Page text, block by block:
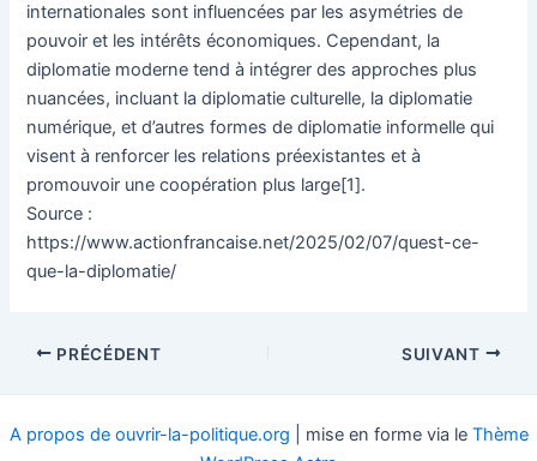
internationales sont influencées par les asymétries de
pouvoir et les intérêts économiques. Cependant, la
diplomatie moderne tend à intégrer des approches plus
nuancées, incluant la diplomatie culturelle, la diplomatie
numérique, et d’autres formes de diplomatie informelle qui
visent à renforcer les relations préexistantes et à
promouvoir une coopération plus large[1].
Source :
https://www.actionfrancaise.net/2025/02/07/quest-ce-
que-la-diplomatie/
NavigationPRÉCÉDENT SUIVANT
A propos de ouvrir-la-politique.org | mise en forme via le Thème